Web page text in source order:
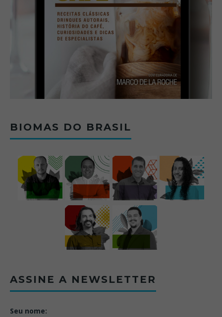
BIOMAS DO BRASIL
ASSINE A NEWSLETTER
Seu nome: